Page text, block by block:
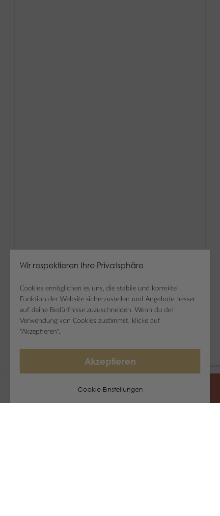
Wir respektieren Ihre Privatsphäre
Cookies ermöglichen es uns, die stabile und korrekte
Funktion der Website sicherzustellen und Angebote besser
auf deine Bedürfnisse zuzuschneiden. Wenn du der
Verwendung von Cookies zustimmst, klicke auf
"Akzeptieren".
Akzeptieren
Cookie-Einstellungen